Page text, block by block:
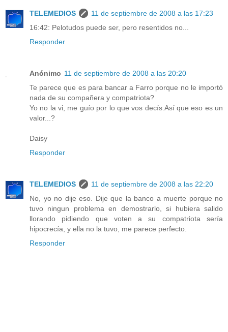
TELEMEDIOS
11 de septiembre de 2008 a las 17:23
16:42: Pelotudos puede ser, pero resentidos no...
Responder
Anónimo 11 de septiembre de 2008 a las 20:20
Te parece que es para bancar a Farro porque no le importó
nada de su compañera y compatriota?
Yo no la vi, me guío por lo que vos decís.Así que eso es un
valor...?
Daisy
Responder
TELEMEDIOS
11 de septiembre de 2008 a las 22:20
No, yo no dije eso. Dije que la banco a muerte porque no
tuvo ningun problema en demostrarlo, si hubiera salido
llorando pidiendo que voten a su compatriota sería
hipocrecía, y ella no la tuvo, me parece perfecto.
Responder